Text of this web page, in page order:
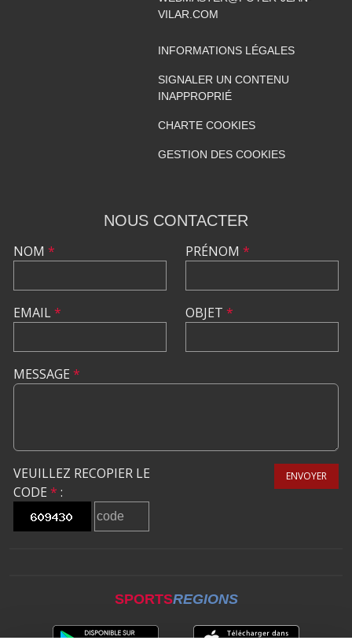
VILAR.COM
INFORMATIONS LÉGALES
SIGNALER UN CONTENU
INAPPROPRIÉ
CHARTE COOKIES
GESTION DES COOKIES
NOUS CONTACTER
NOM *
EMAIL*
PRÉNOM *
OBJET *
MESSAGE *
VEUILLEZ RECOPIER LE
CODE * :
ENVOYER
SPORTSREGIONS